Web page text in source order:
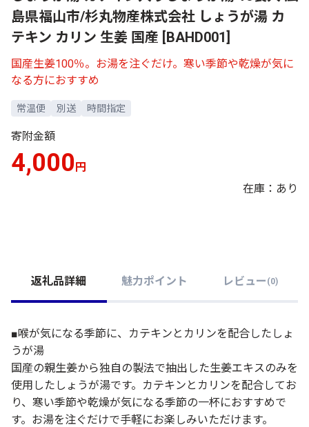
島県福山市/杉丸物産株式会社 しょうが湯 カ
テキン カリン 生姜 国産 [BAHD001]
国産生姜100％。お湯を注ぐだけ。寒い季節や乾燥が気に
なる方におすすめ
常温便 別送 時間指定
寄附金額
4,000 円
在庫：あり
返礼品詳細 魅力ポイント レビュー (0)
■喉が気になる季節に、カテキンとカリンを配合したしょ
うが湯
国産の親生姜から独自の製法で抽出した生姜エキスのみを
使用したしょうが湯です。カテキンとカリンを配合してお
り、寒い季節や乾燥が気になる季節の一杯におすすめで
す。お湯を注ぐだけで手軽にお楽しみいただけます。